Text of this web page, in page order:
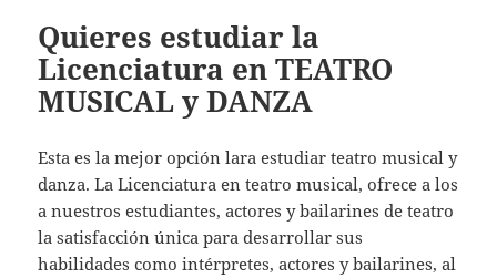
Quieres estudiar la
Licenciatura en TEATRO
MUSICAL y DANZA
Esta es la mejor opción lara estudiar teatro musical y
danza. La Licenciatura en teatro musical, ofrece a los
a nuestros estudiantes, actores y bailarines de teatro
la satisfacción única para desarrollar sus
habilidades como intérpretes, actores y bailarines, al